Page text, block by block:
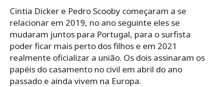
Cintia Dicker e Pedro Scooby começaram a se
relacionar em 2019, no ano seguinte eles se
mudaram juntos para Portugal, para o surfista
poder ficar mais perto dos filhos e em 2021
realmente oficializar a união. Os dois assinaram os
papéis do casamento no civil em abril do ano
passado e ainda vivem na Europa.